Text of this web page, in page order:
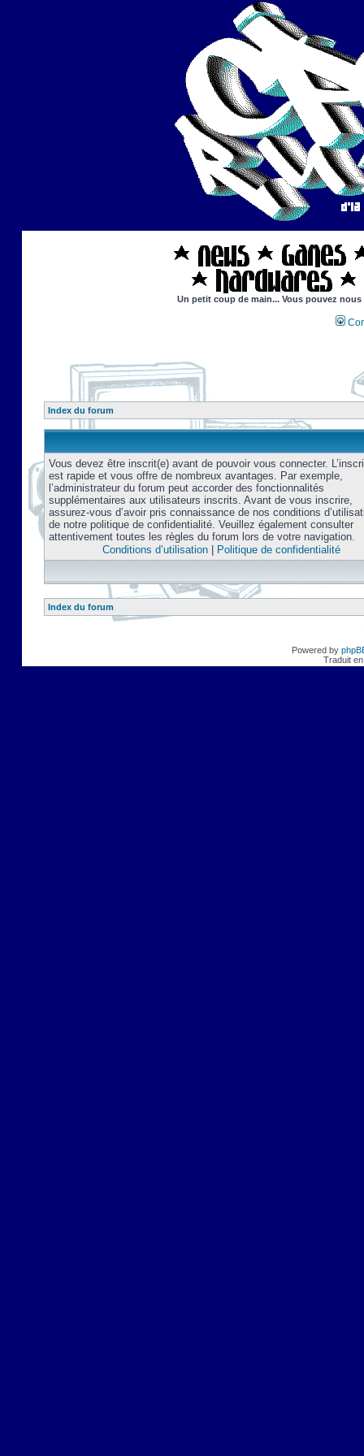
Un petit coup de main... Vous pouvez
Index du forum
Vous devez être inscrit(e) avant de pouvoir vous connecter.
est rapide et vous offre de nombreux avantages. Par exemple,
l’administrateur du forum peut accorder des fonctionnalités
supplémentaires aux utilisateurs inscrits. Avant de vous inscrire,
assurez-vous d’avoir pris connaissance de nos conditions
de notre politique de confidentialité. Veuillez également consulter
attentivement toutes les règles du forum lors de votre navigation.
Conditions d’utilisation| Politique de confidentialité
Index du forum
Powered by
Traduit